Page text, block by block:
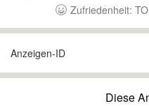
Zufriedenheit:
Anzeigen-ID
Diese